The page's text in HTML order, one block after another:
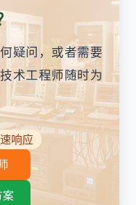
疑问，或者需要
术工程师随时为
响应
案